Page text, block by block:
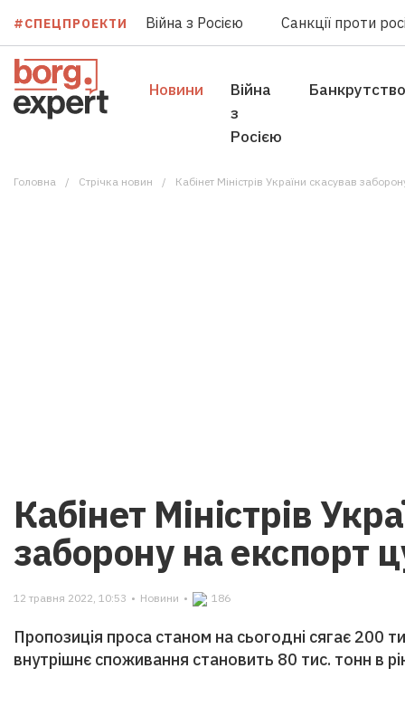
#СПЕЦПРОЕКТИ Війна з Росією Санкції проти
Новини
Війна
з
Росією
Банкрутство
Головна Стрічка новин Кабінет Міністрів України скасував
Кабінет Міністрів
заборону на експорт
12 травня 2022, 10:53 • Новини • 186
Пропозиція проса станом на сьогодні сягає 200
внутрішнє споживання становить 80 тис. тонн в